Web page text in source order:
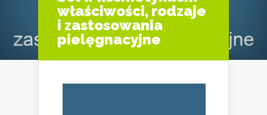
właściwości, rodzaje
i zastosowania
pielęgnacyjne